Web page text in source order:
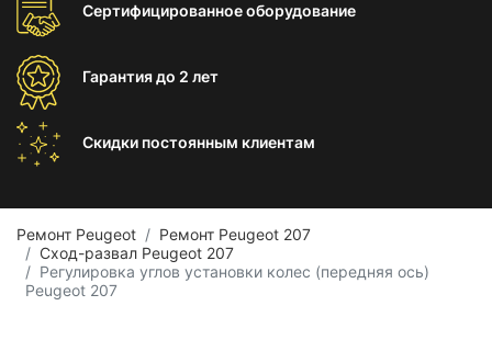
Сертифицированноеоборудование
Гарантиядо 2 лет
Скидки постоянным клиентам
Ремонт Peugeot
Ремонт Peugeot 207
Сход-развал Peugeot 207
Регулировка углов установки колес (передняя ось)
Peugeot 207